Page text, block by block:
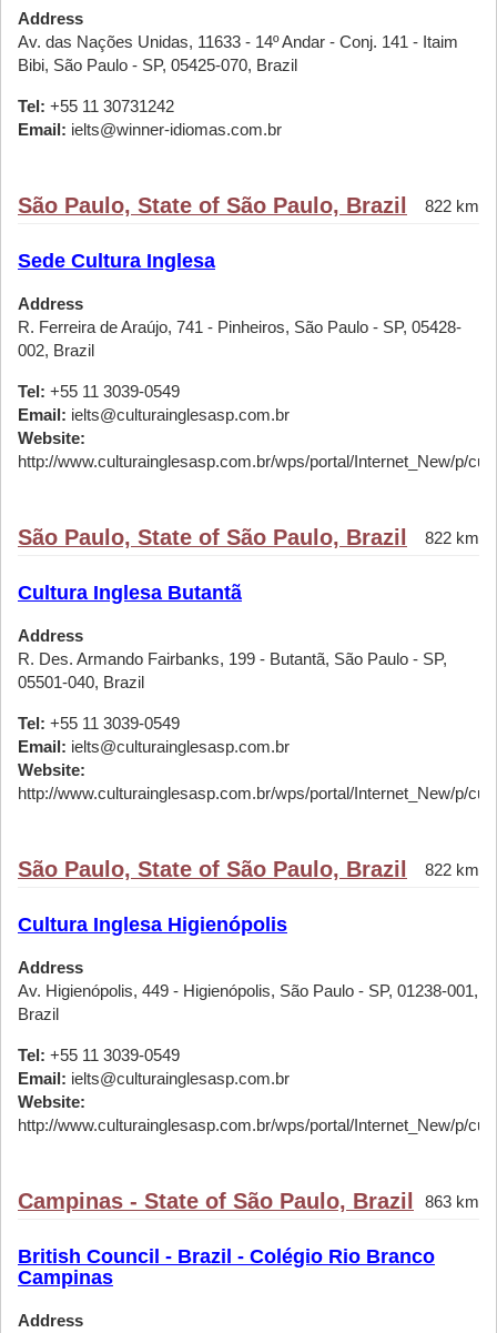
Address
Av. das Nações Unidas, 11633 - 14º Andar - Conj. 141 - Itaim
Bibi, São Paulo - SP, 05425-070, Brazil
Tel: +55 11 30731242
Email: ielts@winner-idiomas.com.br
São Paulo, State of São Paulo, Brazil 822 km
Sede Cultura Inglesa
Address
R. Ferreira de Araújo, 741 - Pinheiros, São Paulo - SP, 05428-
002, Brazil
Tel: +55 11 3039-0549
Email: ielts@culturainglesasp.com.br
Website:
http://www.culturainglesasp.com.br/wps/portal/Internet_New/p/
São Paulo, State of São Paulo, Brazil 822 km
Cultura Inglesa Butantã
Address
R. Des. Armando Fairbanks, 199 - Butantã, São Paulo - SP,
05501-040, Brazil
Tel: +55 11 3039-0549
Email: ielts@culturainglesasp.com.br
Website:
http://www.culturainglesasp.com.br/wps/portal/Internet_New/p/
São Paulo, State of São Paulo, Brazil 822 km
Cultura Inglesa Higienópolis
Address
Av. Higienópolis, 449 - Higienópolis, São Paulo - SP, 01238-001,
Brazil
Tel: +55 11 3039-0549
Email: ielts@culturainglesasp.com.br
Website:
http://www.culturainglesasp.com.br/wps/portal/Internet_New/p/
Campinas - State of São Paulo, Brazil 863 km
British Council - Brazil - Colégio Rio Branco
Campinas
Address